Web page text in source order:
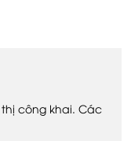
công khai. Các